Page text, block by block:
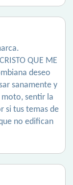
QUE ME
deseo
sanamente y
moto, sentir la
si tus temas de
no edifican